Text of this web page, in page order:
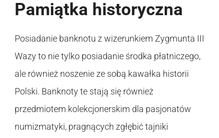
Pamiątka historyczna
Posiadanie banknotu z wizerunkiem Zygmunta III
Wazy to nie tylko posiadanie środka płatniczego,
ale również noszenie ze sobą kawałka historii
Polski. Banknoty te stają się również
przedmiotem kolekcjonerskim dla pasjonatów
numizmatyki, pragnących zgłębić tajniki